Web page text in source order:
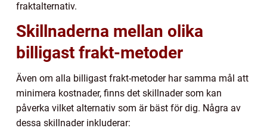
fraktalternativ.
Skillnaderna mellan olika
billigast frakt-metoder
Även om alla billigast frakt-metoder har samma mål att
minimera kostnader, finns det skillnader som kan
påverka vilket alternativ som är bäst för dig. Några av
dessa skillnader inkluderar: